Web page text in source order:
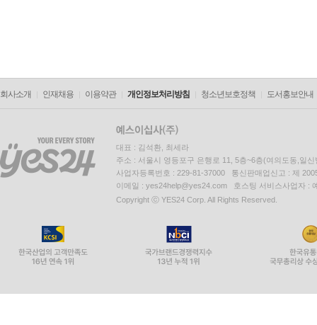
회사소개 인재채용 이용약관 개인정보처리방침 청소년보호정책 도서홍보안내
대표 : 김석환, 최세라
주소 : 서울시 영등포구 은행로 11, 5층~6층(여의도동,일신
사업자등록번호 : 229-81-37000 통신판매업신고 : 제
이메일 : yes24help@yes24.com 호스팅 서비스사업자 :
Copyright ⓒ YES24 Corp. All Rights Reserved.